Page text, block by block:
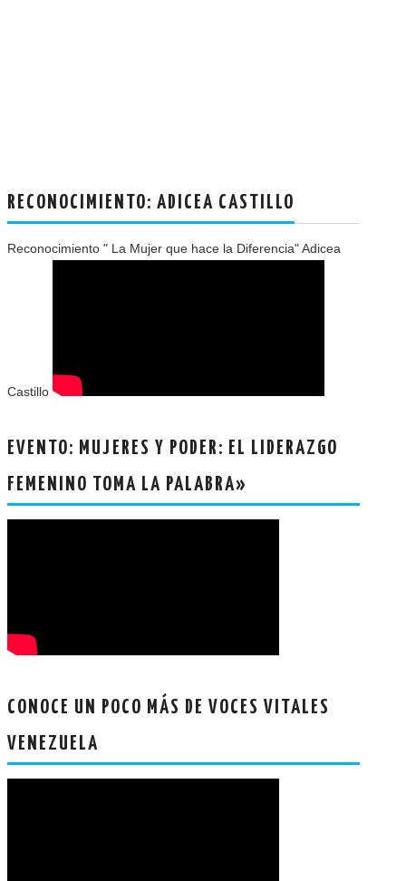
RECONOCIMIENTO: ADICEA CASTILLO
Reconocimiento " La Mujer que hace la Diferencia" Adicea
Castillo
EVENTO: MUJERES Y PODER: EL LIDERAZGO
FEMENINO TOMA LA PALABRA»
CONOCE UN POCO MÁS DE VOCES VITALES
VENEZUELA